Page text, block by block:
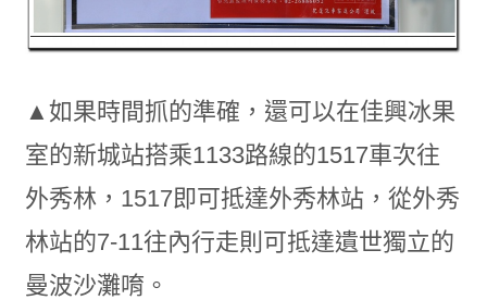
▲如果時間抓的準確，還可以在佳興冰果
室的新城站搭乘1133路線的1517車次往
外秀林，1517即可抵達外秀林站，從外秀
林站的7-11往內行走則可抵達遺世獨立的
曼波沙灘唷。